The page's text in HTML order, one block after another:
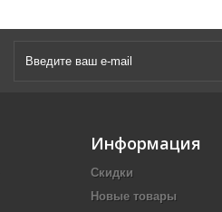
Информация
Скидки
Новые товары